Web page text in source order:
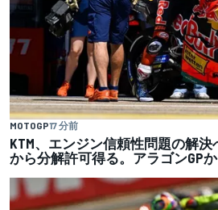
MOTOGP17 分前
KTM、エンジン信頼性問題の解
から分解許可得る。アラゴンGP